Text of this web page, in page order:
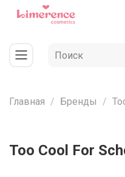
Главная Бренды
Too Cool For